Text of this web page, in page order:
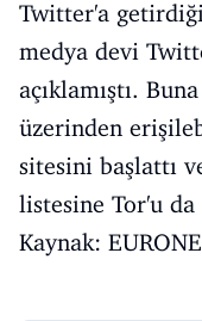
Twitter'a
medya devi
açıklamıştı.
üzerinden
sitesini başlattı
listesine Tor'u
Kaynak: